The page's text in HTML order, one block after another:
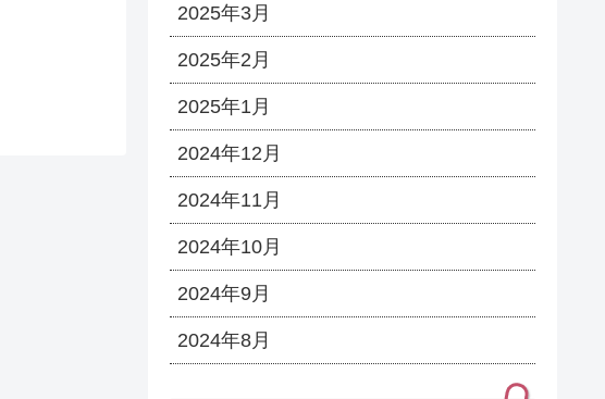
2025年3月
2025年2月
2025年1月
2024年12月
2024年11月
2024年10月
2024年9月
2024年8月